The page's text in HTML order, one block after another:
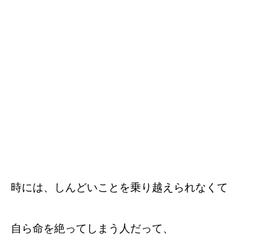
時には、しんどいことを乗り越えられなくて
自ら命を絶ってしまう人だって、